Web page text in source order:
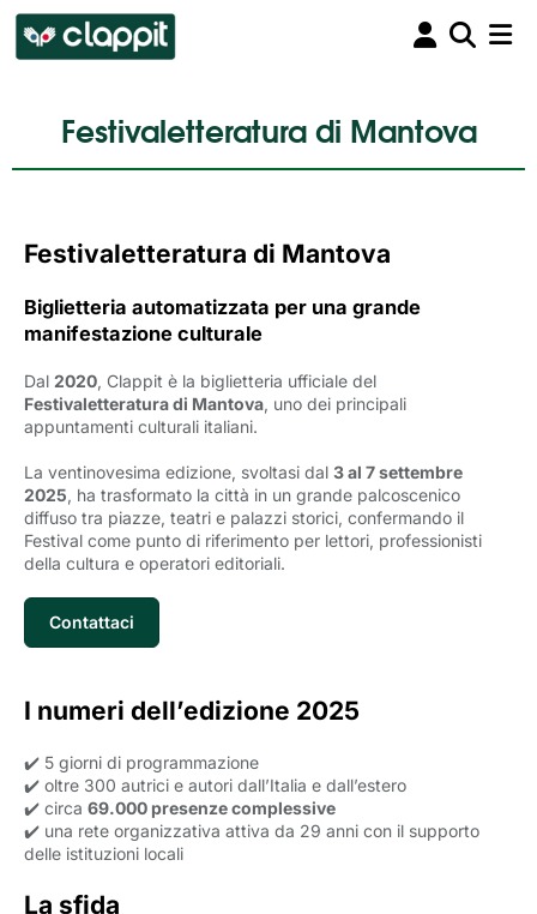
Festivaletteratura di Mantova
Festivaletteratura di Mantova
Biglietteria automatizzata per una grande
manifestazione culturale
Dal 2020, Clappit è la biglietteria ufficiale del
Festivaletteratura di Mantova, uno dei principali
appuntamenti culturali italiani.
La ventinovesima edizione, svoltasi dal 3 al 7 settembre
2025, ha trasformato la città in un grande palcoscenico
diffuso tra piazze, teatri e palazzi storici, confermando il
Festival come punto di riferimento per lettori, professionisti
della cultura e operatori editoriali.
Contattaci
I numeri dell’edizione 2025
✔️ 5 giorni di programmazione
✔️ oltre 300 autrici e autori dall’Italia e dall’estero
✔️ circa 69.000 presenze complessive
✔️ una rete organizzativa attiva da 29 anni con il supporto
delle istituzioni locali
La sfida